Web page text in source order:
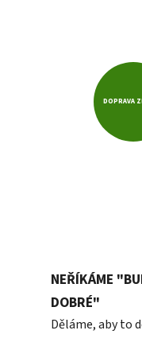
DOPRAVA
NEŘÍKÁME
DOBRÉ"
Děláme, aby to